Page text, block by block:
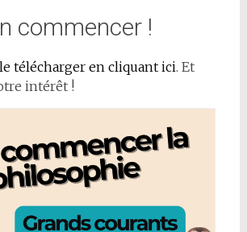
commencer !
le télécharger en cliquant ici. Et
intérêt !